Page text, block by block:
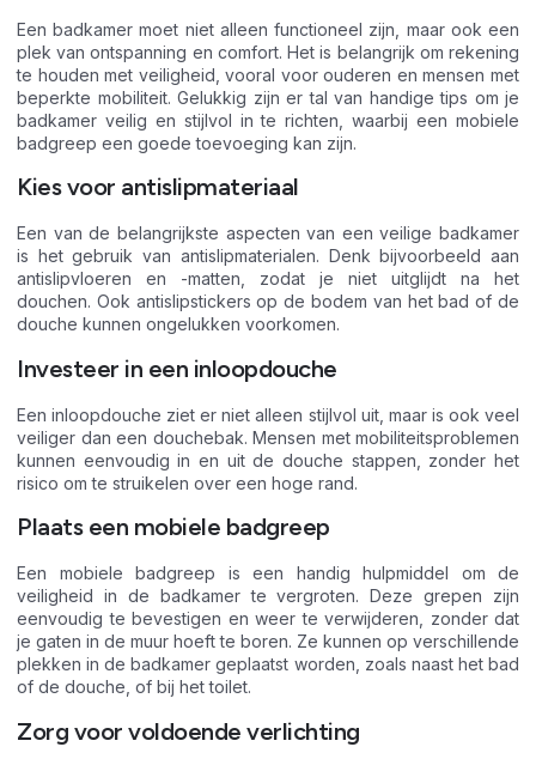
Een badkamer moet niet alleen functioneel zijn, maar ook een
plek van ontspanning en comfort. Het is belangrijk om rekening
te houden met veiligheid, vooral voor ouderen en mensen met
beperkte mobiliteit. Gelukkig zijn er tal van handige tips om je
badkamer veilig en stijlvol in te richten, waarbij een mobiele
badgreep een goede toevoeging kan zijn.
Kies voor antislipmateriaal
Een van de belangrijkste aspecten van een veilige badkamer
is het gebruik van antislipmaterialen. Denk bijvoorbeeld aan
antislipvloeren en -matten, zodat je niet uitglijdt na het
douchen. Ook antislipstickers op de bodem van het bad of de
douche kunnen ongelukken voorkomen.
Investeer in een inloopdouche
Een inloopdouche ziet er niet alleen stijlvol uit, maar is ook veel
veiliger dan een douchebak. Mensen met mobiliteitsproblemen
kunnen eenvoudig in en uit de douche stappen, zonder het
risico om te struikelen over een hoge rand.
Plaats een mobiele badgreep
Een mobiele badgreep is een handig hulpmiddel om de
veiligheid in de badkamer te vergroten. Deze grepen zijn
eenvoudig te bevestigen en weer te verwijderen, zonder dat
je gaten in de muur hoeft te boren. Ze kunnen op verschillende
plekken in de badkamer geplaatst worden, zoals naast het bad
of de douche, of bij het toilet.
Zorg voor voldoende verlichting